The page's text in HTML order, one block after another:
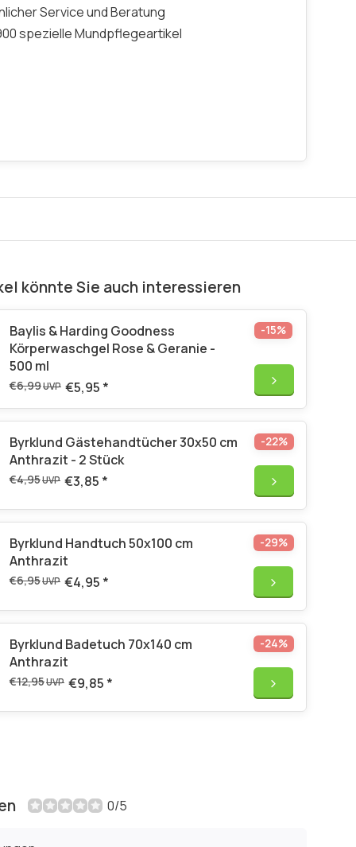
Service und Beratung
spezielle Mundpflegeartikel
könnte Sie auch interessieren
Baylis & Harding Goodness
Körperwaschgel Rose & Geranie -
500 ml
€6,99UVP €5,95 *
-15%
Byrklund Gästehandtücher 30x50 cm
Anthrazit - 2 Stück
€4,95UVP €3,85 *
-22%
Byrklund Handtuch 50x100 cm
Anthrazit
€6,95UVP €4,95 *
-29%
Byrklund Badetuch 70x140 cm
Anthrazit
€12,95UVP €9,85 *
-24%
0/5